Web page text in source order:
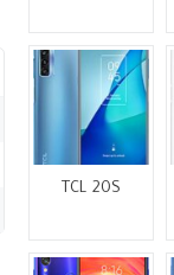
TCL 20S